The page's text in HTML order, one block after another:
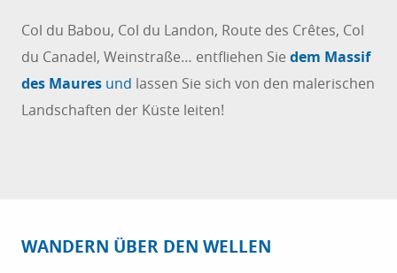
Col du Babou, Col du Landon, Route des Crêtes, Col
du Canadel, Weinstraße… entfliehen Sie dem Massif
des Maures und lassen Sie sich von den malerischen
Landschaften der Küste leiten!
WANDERN ÜBER DEN WELLEN